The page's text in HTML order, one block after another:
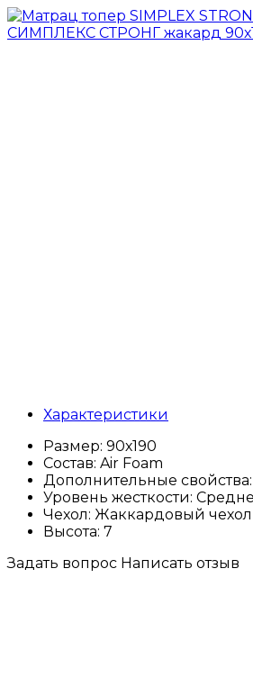
Характеристики
Размер: 90х190
Состав: Air Foam
Дополнительные свойства:
Уровень жесткости:
Чехол: Жаккардовый чехол
Высота: 7
Задать вопрос Написать отзыв